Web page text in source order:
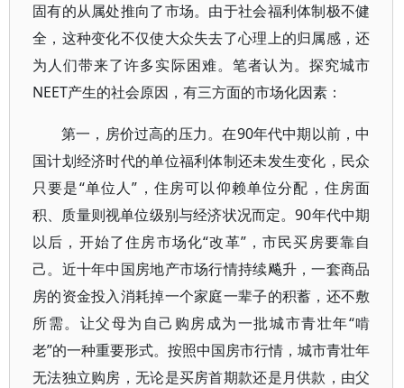
固有的从属处推向了市场。由于社会福利体制极不健
全，这种变化不仅使大众失去了心理上的归属感，还
为人们带来了许多实际困难。笔者认为。探究城市
NEET产生的社会原因，有三方面的市场化因素：
第一，房价过高的压力。在90年代中期以前，中
国计划经济时代的单位福利体制还未发生变化，民众
只要是“单位人”，住房可以仰赖单位分配，住房面
积、质量则视单位级别与经济状况而定。90年代中期
以后，开始了住房市场化“改革”，市民买房要靠自
己。近十年中国房地产市场行情持续飚升，一套商品
房的资金投入消耗掉一个家庭一辈子的积蓄，还不敷
所需。让父母为自己购房成为一批城市青壮年“啃
老”的一种重要形式。按照中国房市行情，城市青壮年
无法独立购房，无论是买房首期款还是月供款，由父